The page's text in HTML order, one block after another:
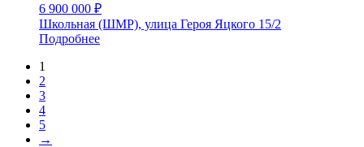
6 900 000 ₽
Школьная (ШМР), улица Героя Яцкого 15/2
Подробнее
1
2
3
4
5
→